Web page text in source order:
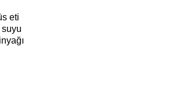
eti
suyu